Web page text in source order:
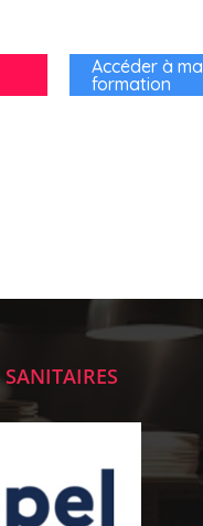
Accéder à ma
formation
SANITAIRES